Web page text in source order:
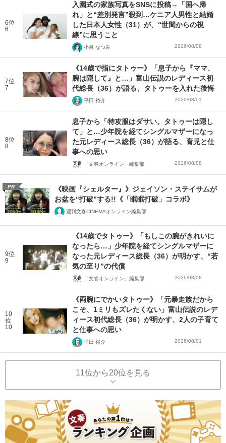
6位
6
入園式の家族写真をSNSに投稿→「国へ帰
れ」と“差別発言”殺到…ケニア人男性と結婚
した日本人女性（31）が、“世間からの視
線”に思うこと
小泉 なつみ 2026/08/08
7位
7
《14歳で指にタトゥー》「息子から『ママ、
腕は隠して』と…」富山伝説のレディース初
代総長（36）が語る、タトゥーを入れた後悔
平田 裕介 2026/08/01
8位
8
息子から「特攻服はダサい。タトゥーは隠し
て」と…少年院を経てシングルマザーになっ
た元レディース総長（36）が語る、育児と仕
事への思い
「文春オンライン」編集部 2026/08/08
PR
《映画『シェルター』》ジェイソン・ステイサムが
お盆を“打破”する!!《「眠眠打破」コラボ》
週刊文春CINEMAオンライン編集部
9位
9
《14歳でタトゥー》「もしこの腕がきれいに
なったら…」少年院を経てシングルマザーに
なった元レディース総長（36）が明かす、“若
気の至り”の代償
「文春オンライン」編集部 2026/08/08
10
位
10
《両腕にでかいタトゥー》「元暴走族だから
こそ、1ミリもズレたくない」富山伝説のレデ
ィース初代総長（36）が明かす、2人の子育て
と仕事への思い
平田 裕介 2026/08/01
11位から20位を見る